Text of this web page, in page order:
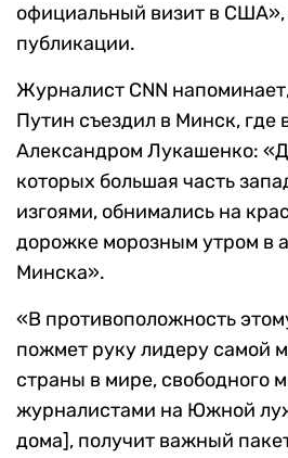
официальный визит в США»,
публикации.
Журналист CNN
Путин съездил в Минск, где
Александром Лукашенко:
которых большая часть
изгоями, обнимались на
дорожке морозным утром в
Минска».
«В противоположность
пожмет руку лидеру самой
страны в мире, свободного
журналистами на Южной
дома], получит важный